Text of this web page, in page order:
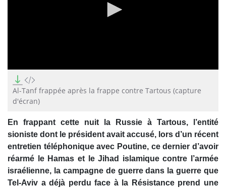
seconds
of
40
seconds
Al-Tanf frappée après la frappe contre Tartous (capture
d'écran)
En frappant cette nuit la Russie à Tartous, l’entité
sioniste dont le président avait accusé, lors d’un récent
entretien téléphonique avec Poutine, ce dernier d’avoir
réarmé le Hamas et le Jihad islamique contre l’armée
israélienne, la campagne de guerre dans la guerre que
Tel-Aviv a déjà perdu face à la Résistance prend une